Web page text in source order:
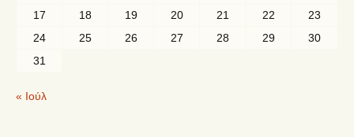
17
18 19 20 21 22
23
24
25 26 27 28 29
30
31
« Ιούλ